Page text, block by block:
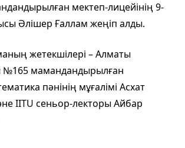
мектеп-лицейінің 9-
Әлішер Ғаллам жеңіп алды.
жетекшілері – Алматы
№165 мамандандырылған
пәнінің мұғалімі Асхат
IITU сеньор-лекторы Айбар